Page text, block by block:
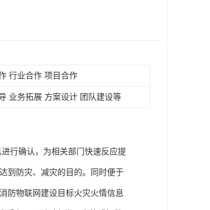
行业合作 项目合作
业务拓展 方案设计 团队建设等
行确认，为相关部门快速反应提
到防灾、减灾的目的。同时便于
防物联网建设目标火灾火情信息